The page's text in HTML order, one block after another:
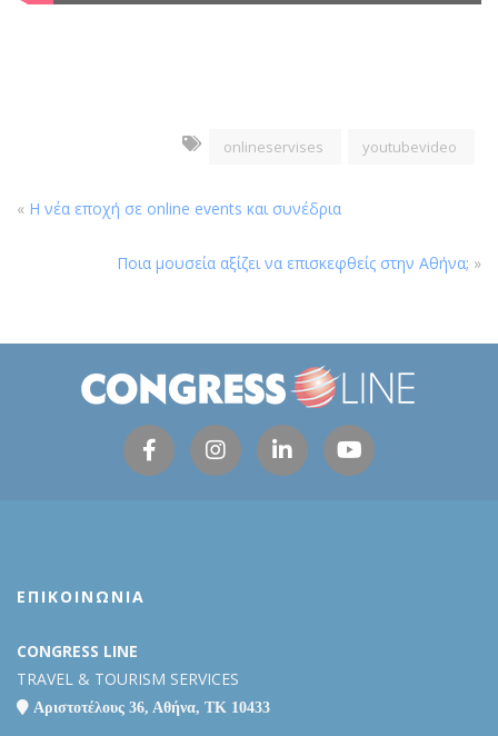
onlineservises youtubevideo
« Η νέα εποχή σε online events και συνέδρια
Ποια μουσεία αξίζει να επισκεφθείς στην Αθήνα; »
ΕΠΙΚΟΙΝΩΝΙΑ
CONGRESS LINE
TRAVEL & TOURISM SERVICES
Αριστοτέλους 36, Αθήνα, ΤΚ 10433